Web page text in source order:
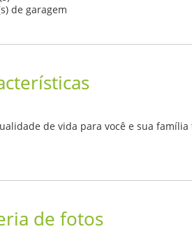
de garagem
de vida para você e sua
de fotos